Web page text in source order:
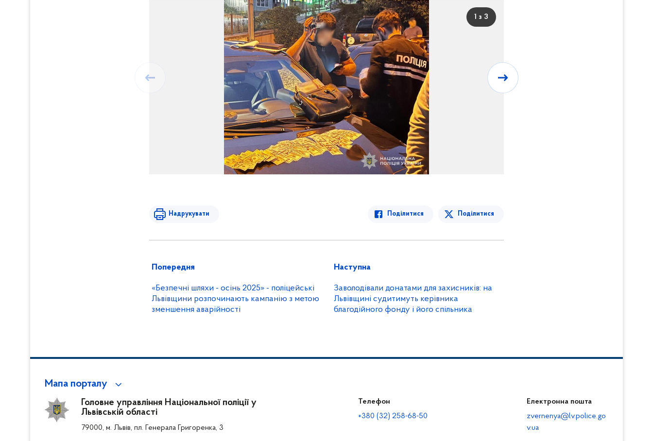
1 з 3
Надрукувати Поділитися Поділитися
Попередня
«Безпечні шляхи - осінь 2025» - поліцейські
Львівщини розпочинають кампанію з метою
зменшення аварійності
Наступна
Заволодівали донатами для захисників: на
Львівщині судитимуть керівника
благодійного фонду і його спільника
Мапа порталу
Головне управління Національної поліції у
Львівській області
79000, м. Львів, пл. Генерала Григоренка, 3
Телефон
+380 (32) 258-68-50
Електронна пошта
zvernenya@lv.police.go
v.ua